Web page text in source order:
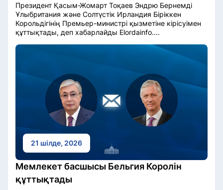
Президент Қасым-Жомарт Тоқаев Эндрю Бернемді
Ұлыбритания және Солтүстік Ирландия Біріккен
Корольдігінің Премьер-министрі қызметіне кірісуімен
құттықтады, деп хабарлайды Elordainfo....
21 шілде, 2026
Мемлекет басшысы Бельгия Королін
құттықтады